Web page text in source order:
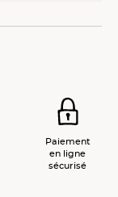
Paiement
en ligne
sécurisé